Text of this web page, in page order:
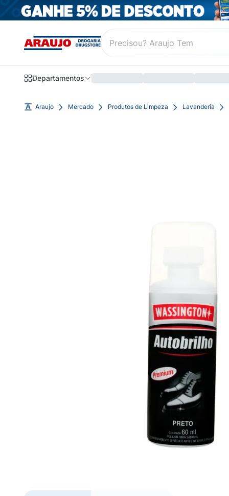
Departamentos
Araujo Mercado Produtos de Limpeza Lavanderia